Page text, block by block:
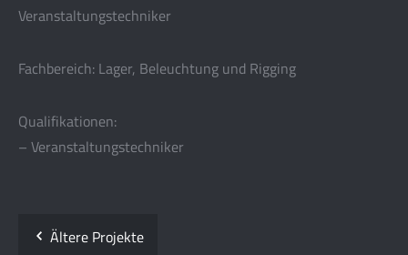
Veranstaltungstechniker
Fachbereich: Lager, Beleuchtung und Rigging
Qualifikationen:
– Veranstaltungstechniker
Ältere Projekte